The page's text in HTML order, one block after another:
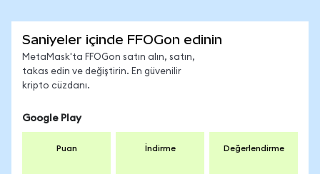
Saniyeler içinde FFOGon edinin
MetaMask'ta FFOGon satın alın, satın,
takas edin ve değiştirin. En güvenilir
kripto cüzdanı.
Google Play
Puan İndirme Değerlendirme